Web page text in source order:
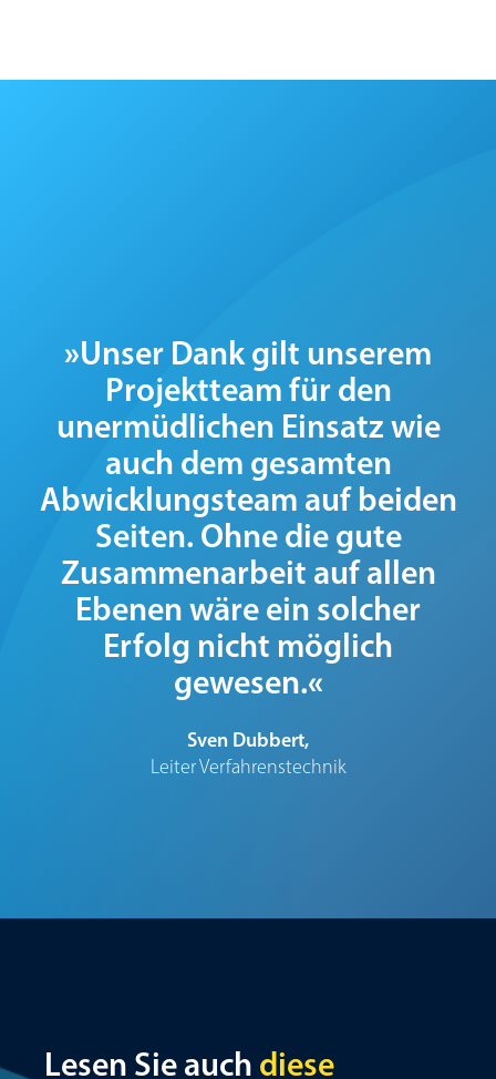
»Unser Dank gilt unserem
Projektteam für den
unermüdlichen Einsatz wie
auch dem gesamten
Abwicklungsteam auf beiden
Seiten. Ohne die gute
Zusammenarbeit auf allen
Ebenen wäre ein solcher
Erfolg nicht möglich
gewesen.«
Sven Dubbert,
Leiter Verfahrenstechnik
Lesen Sie auch diese